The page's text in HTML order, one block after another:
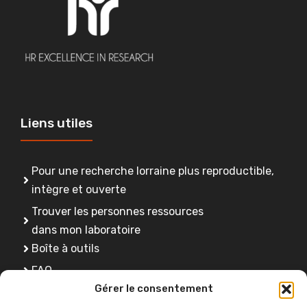
Gérer le consentement
Liens utiles
Pour une recherche lorraine plus reproductible,
intègre et ouverte
Trouver les personnes ressources
dans mon laboratoire
Boîte à outils
FAQ